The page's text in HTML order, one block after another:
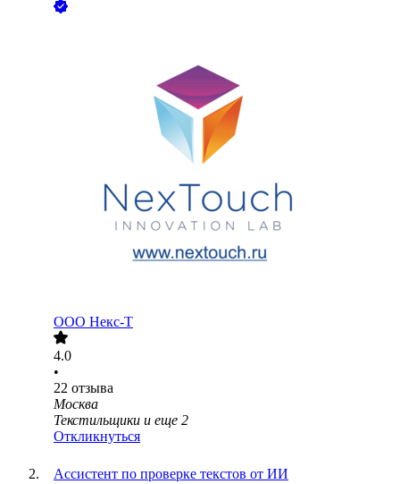
ООО Некс-Т
4.0
•
22 отзыва
Москва
Текстильщики и еще 2
Откликнуться
Ассистент по проверке текстов от ИИ